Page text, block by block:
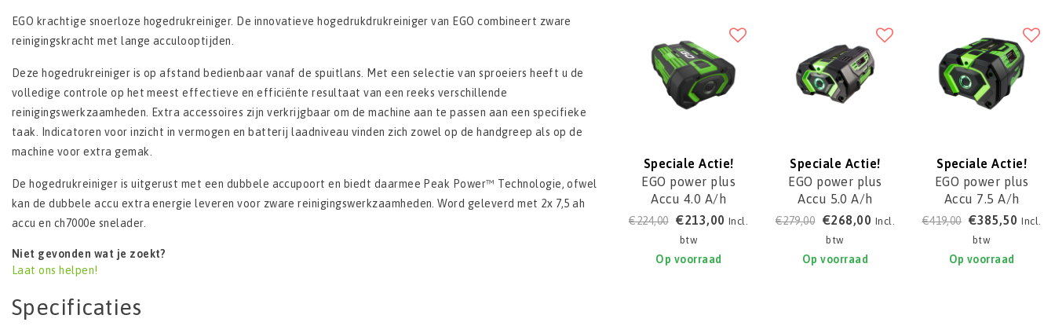
EGO krachtige snoerloze hogedrukreiniger. De innovatieve hogedrukdrukreiniger van EGO combineert zware
reinigingskracht met lange acculooptijden.
Deze hogedrukreiniger is op afstand bedienbaar vanaf de spuitlans. Met een selectie van sproeiers heeft u de
volledige controle op het meest effectieve en efficiënte resultaat van een reeks verschillende
reinigingswerkzaamheden. Extra accessoires zijn verkrijgbaar om de machine aan te passen aan een specifieke
taak. Indicatoren voor inzicht in vermogen en batterij laadniveau vinden zich zowel op de handgreep als op de
machine voor extra gemak.
De hogedrukreiniger is uitgerust met een dubbele accupoort en biedt daarmee Peak Power™ Technologie, ofwel
kan de dubbele accu extra energie leveren voor zware reinigingswerkzaamheden. Word geleverd met 2x 7,5 ah
accu en ch7000e snelader.
Niet gevonden wat je zoekt?
Laat ons helpen!
Specificaties
Speciale Actie!
EGO power plus
Accu 4.0 A/h
BA2240E
€224,00 €213,00 Incl.
btw
Op voorraad
Speciale Actie!
EGO power plus
Accu 5.0 A/h
BA2800T
€279,00 €268,00 Incl.
btw
Op voorraad
Speciale Actie!
EGO power plus
Accu 7.5 A/h
BA4200T
€419,00 €385,50 Incl.
btw
Op voorraad